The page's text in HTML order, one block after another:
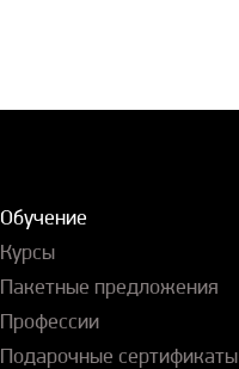
Обучение
Курсы
Пакетные предложения
Профессии
Подарочные сертификаты